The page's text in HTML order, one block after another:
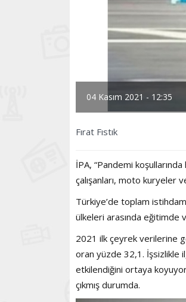
04 Kasım 2021 - 12:35
Fırat Fıstık
İPA, “Pandemi
çalışanları, moto kuryeler
Türkiye’de toplam
ülkeleri arasında eğitimde
2021 ilk çeyrek verilerine
oran yüzde 32,1. İşsizlikle
etkilendiğini ortaya
çıkmış durumda.